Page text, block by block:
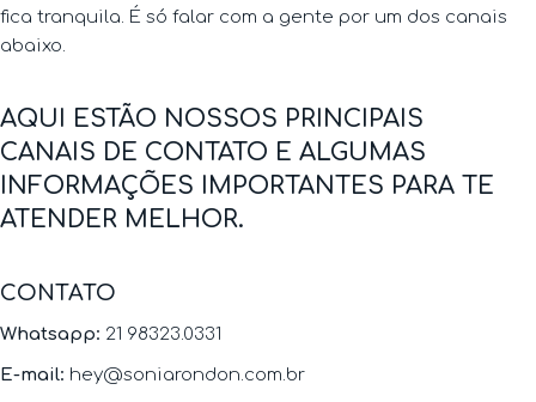
fica tranquila. É só falar com a gente por um dos canais
abaixo.
AQUI ESTÃO NOSSOS PRINCIPAIS
CANAIS DE CONTATO E ALGUMAS
INFORMAÇÕES IMPORTANTES PARA TE
ATENDER MELHOR.
CONTATO
Whatsapp: 21 98323.0331
E-mail: hey@soniarondon.com.br